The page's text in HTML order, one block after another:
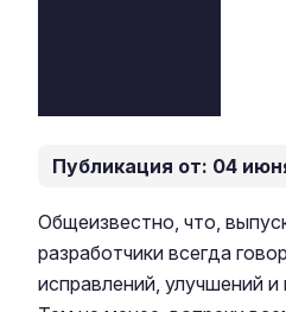
Публикация от: 04
Общеизвестно, что,
разработчики всегда
исправлений, улучшений